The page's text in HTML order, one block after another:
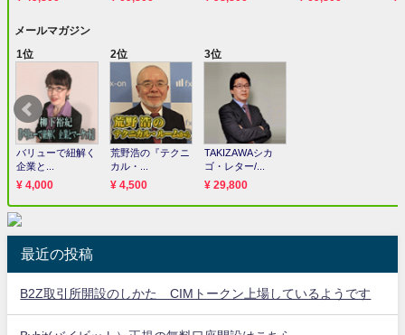
最近の投稿
B2Z取引所開設のしかた CIMトークン上場しているようです